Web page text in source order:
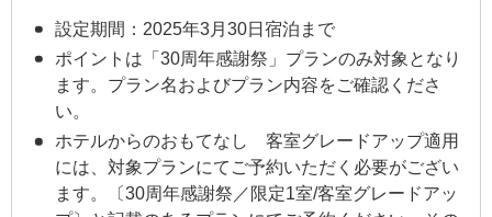
設定期間：2025年3月30日宿泊まで
ポイントは「30周年感謝祭」プランのみ対象となり
ます。プラン名およびプラン内容をご確認くださ
い。
ホテルからのおもてなし 客室グレードアップ適用
には、対象プランにてご予約いただく必要がござい
ます。〔30周年感謝祭／限定1室/客室グレードアッ